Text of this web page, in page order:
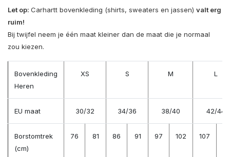
Let op: Carhartt bovenkleding (shirts, sweaters en jassen) valt erg
ruim!
Bij twijfel neem je één maat kleiner dan de maat die je normaal
zou kiezen.
Bovenkleding
Heren
XS S M L
EU maat 30/32 34/36 38/40 42/44
Borstomtrek
(cm)
76 81 86 91 97 102 107